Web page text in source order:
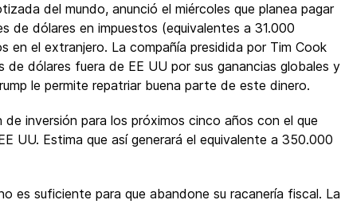
del mundo, anunció el miércoles que planea pagar
de dólares en impuestos (equivalentes a 31.000
en el extranjero. La compañía presidida por Tim Cook
dólares fuera de EE UU por sus ganancias globales y
le permite repatriar buena parte de este dinero.
inversión para los próximos cinco años con el que
UU. Estima que así generará el equivalente a 350.000
es suficiente para que abandone su racanería fiscal. La